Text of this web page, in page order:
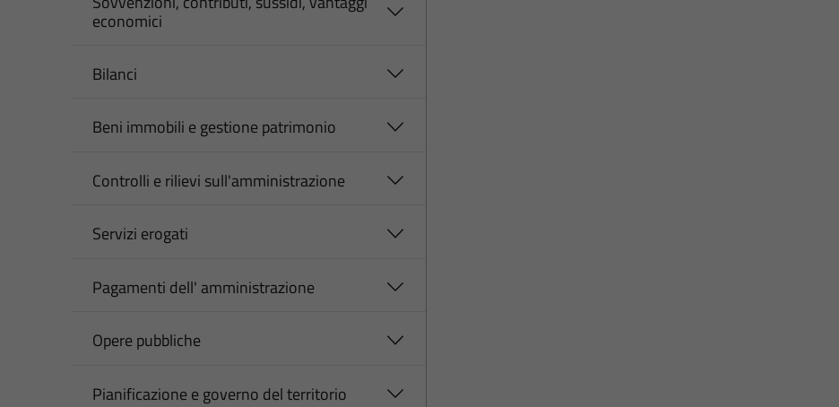
economici
Bilanci
Beni immobili e gestione patrimonio
Controlli e rilievi sull'amministrazione
Servizi erogati
Pagamenti dell' amministrazione
Opere pubbliche
Pianificazione e governo del territorio